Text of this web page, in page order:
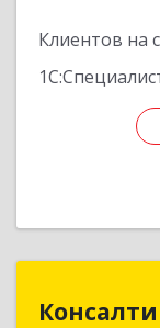
Клиентов на